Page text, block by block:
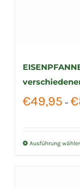
€49,95 – €
Ausführung